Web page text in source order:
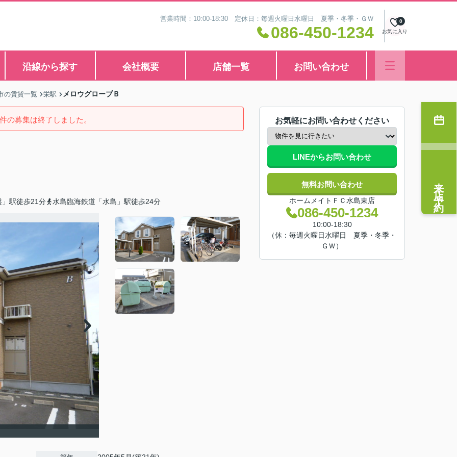
営業時間：10:00-18:30 定休日：毎週火曜日水曜日 夏季・冬季・ＧＷ
086-450-1234 お気に入り
0
沿線から探す 会社概要 店舗一覧 お問い合わせ
の賃貸一覧 栄駅 メロウグローブＢ
の募集は終了しました。
駅徒歩21分 水島臨海鉄道「水島」駅徒歩24分
お気軽にお問い合わせください
LINEからお問い合わせ
無料お問い合わせ
ホームメイトＦＣ水島東店
086-450-1234
10:00-18:30
（休：毎週火曜日水曜日 夏季・冬季・
ＧＷ）
来店予約